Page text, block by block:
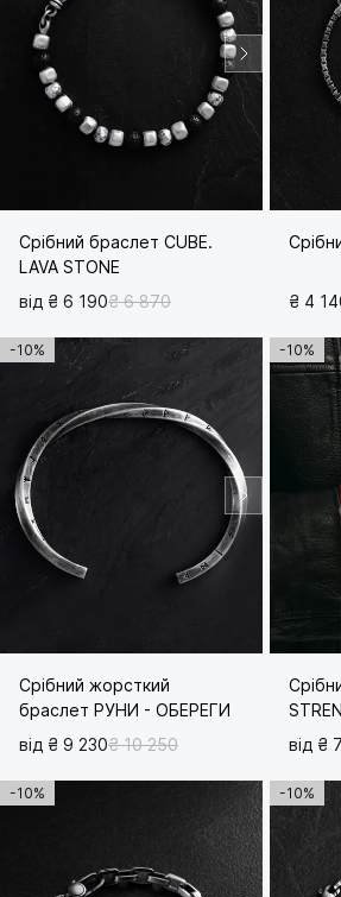
Срібний браслет CUBE.
LAVA STONE
від ₴ 6 190₴ 6 870 ₴ 4
-10%
Срібний жорсткий
браслет РУНИ - ОБЕРЕГИ
від ₴ 9 230₴ 10 250
-10%
від ₴
-10% -10%